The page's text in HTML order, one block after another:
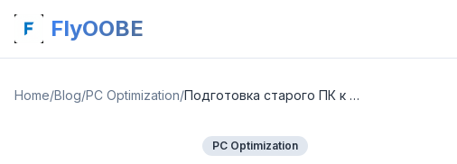
FlyOOBE
Home/Blog/PC Optimization/ Подготовка старого ПК к будущему с Windows 11
PC Optimization